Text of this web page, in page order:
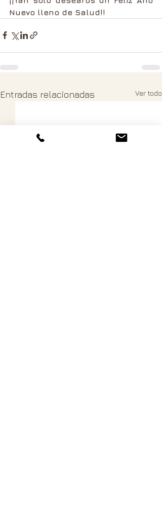
Nuevo lleno de Salud!!
Entradas relacionadas Ver todo